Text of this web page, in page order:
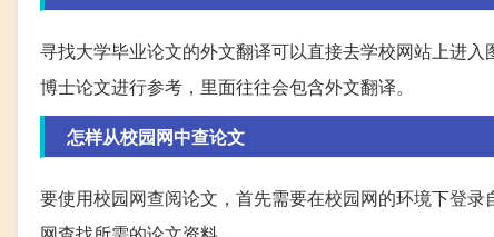
寻找大学毕业论文的外文翻译可以直接去学校网站上进
博士论文进行参考，里面往往会包含外文翻译。
怎样从校园网中查论文
要使用校园网查阅论文，首先需要在校园网的环境下登